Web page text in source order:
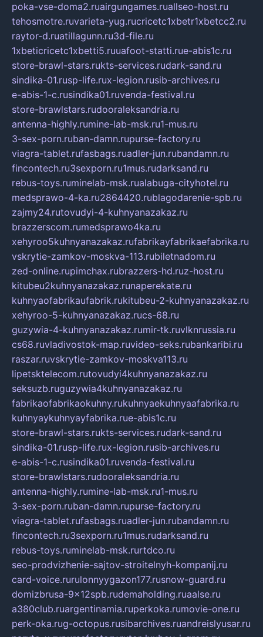
poka-vse-doma2.ruairgungames.ruallseo-host.ru
tehosmotre.ruvarieta-yug.rucricetc1xbetr1xbetcc2.ru
raytor-d.ruatillagunn.ru3d-file.ru
1xbeticricetc1xbetti5.ruuafoot-statti.rue-abis1c.ru
store-brawl-stars.rukts-services.rudark-sand.ru
sindika-01.rusp-life.rux-legion.rusib-archives.ru
e-abis-1-c.rusindika01.ruvenda-festival.ru
store-brawlstars.rudooraleksandria.ru
antenna-highly.rumine-lab-msk.ru1-mus.ru
3-sex-porn.ruban-damn.rupurse-factory.ru
viagra-tablet.rufasbags.ruadler-jun.rubandamn.ru
fincontech.ru3sexporn.ru1mus.rudarksand.ru
rebus-toys.ruminelab-msk.rualabuga-cityhotel.ru
medsprawo-4-ka.ru2864420.rublagodarenie-spb.ru
zajmy24.rutovudyi-4-kuhnyanazakaz.ru
brazzerscom.rumedsprawo4ka.ru
xehyroo5kuhnyanazakaz.rufabrikayfabrikaefabrika.ru
vskrytie-zamkov-moskva-113.rubiletnadom.ru
zed-online.rupimchax.rubrazzers-hd.ruz-host.ru
kitubeu2kuhnyanazakaz.runaperekate.ru
kuhnyaofabrikaufabrik.rukitubeu-2-kuhnyanazakaz.ru
xehyroo-5-kuhnyanazakaz.rucs-68.ru
guzywia-4-kuhnyanazakaz.rumir-tk.ruvlknrussia.ru
cs68.ruvladivostok-map.ruvideo-seks.rubankaribi.ru
raszar.ruvskrytie-zamkov-moskva113.ru
lipetsktelecom.rutovudyi4kuhnyanazakaz.ru
seksuzb.ruguzywia4kuhnyanazakaz.ru
fabrikaofabrikaokuhny.rukuhnyaekuhnyaafabrika.ru
kuhnyaykuhnyayfabrika.rue-abis1c.ru
store-brawl-stars.rukts-services.rudark-sand.ru
sindika-01.rusp-life.rux-legion.rusib-archives.ru
e-abis-1-c.rusindika01.ruvenda-festival.ru
store-brawlstars.rudooraleksandria.ru
antenna-highly.rumine-lab-msk.ru1-mus.ru
3-sex-porn.ruban-damn.rupurse-factory.ru
viagra-tablet.rufasbags.ruadler-jun.rubandamn.ru
fincontech.ru3sexporn.ru1mus.rudarksand.ru
rebus-toys.ruminelab-msk.rurtdco.ru
seo-prodvizhenie-sajtov-stroitelnyh-kompanij.ru
card-voice.rurulonnyygazon177.rusnow-guard.ru
domizbrusa-9x12spb.rudemaholding.ruaalse.ru
a380club.ruargentinamia.ruperkoka.rumovie-one.ru
perk-oka.rug-octopus.rusibarchives.ruandreislyusar.ru